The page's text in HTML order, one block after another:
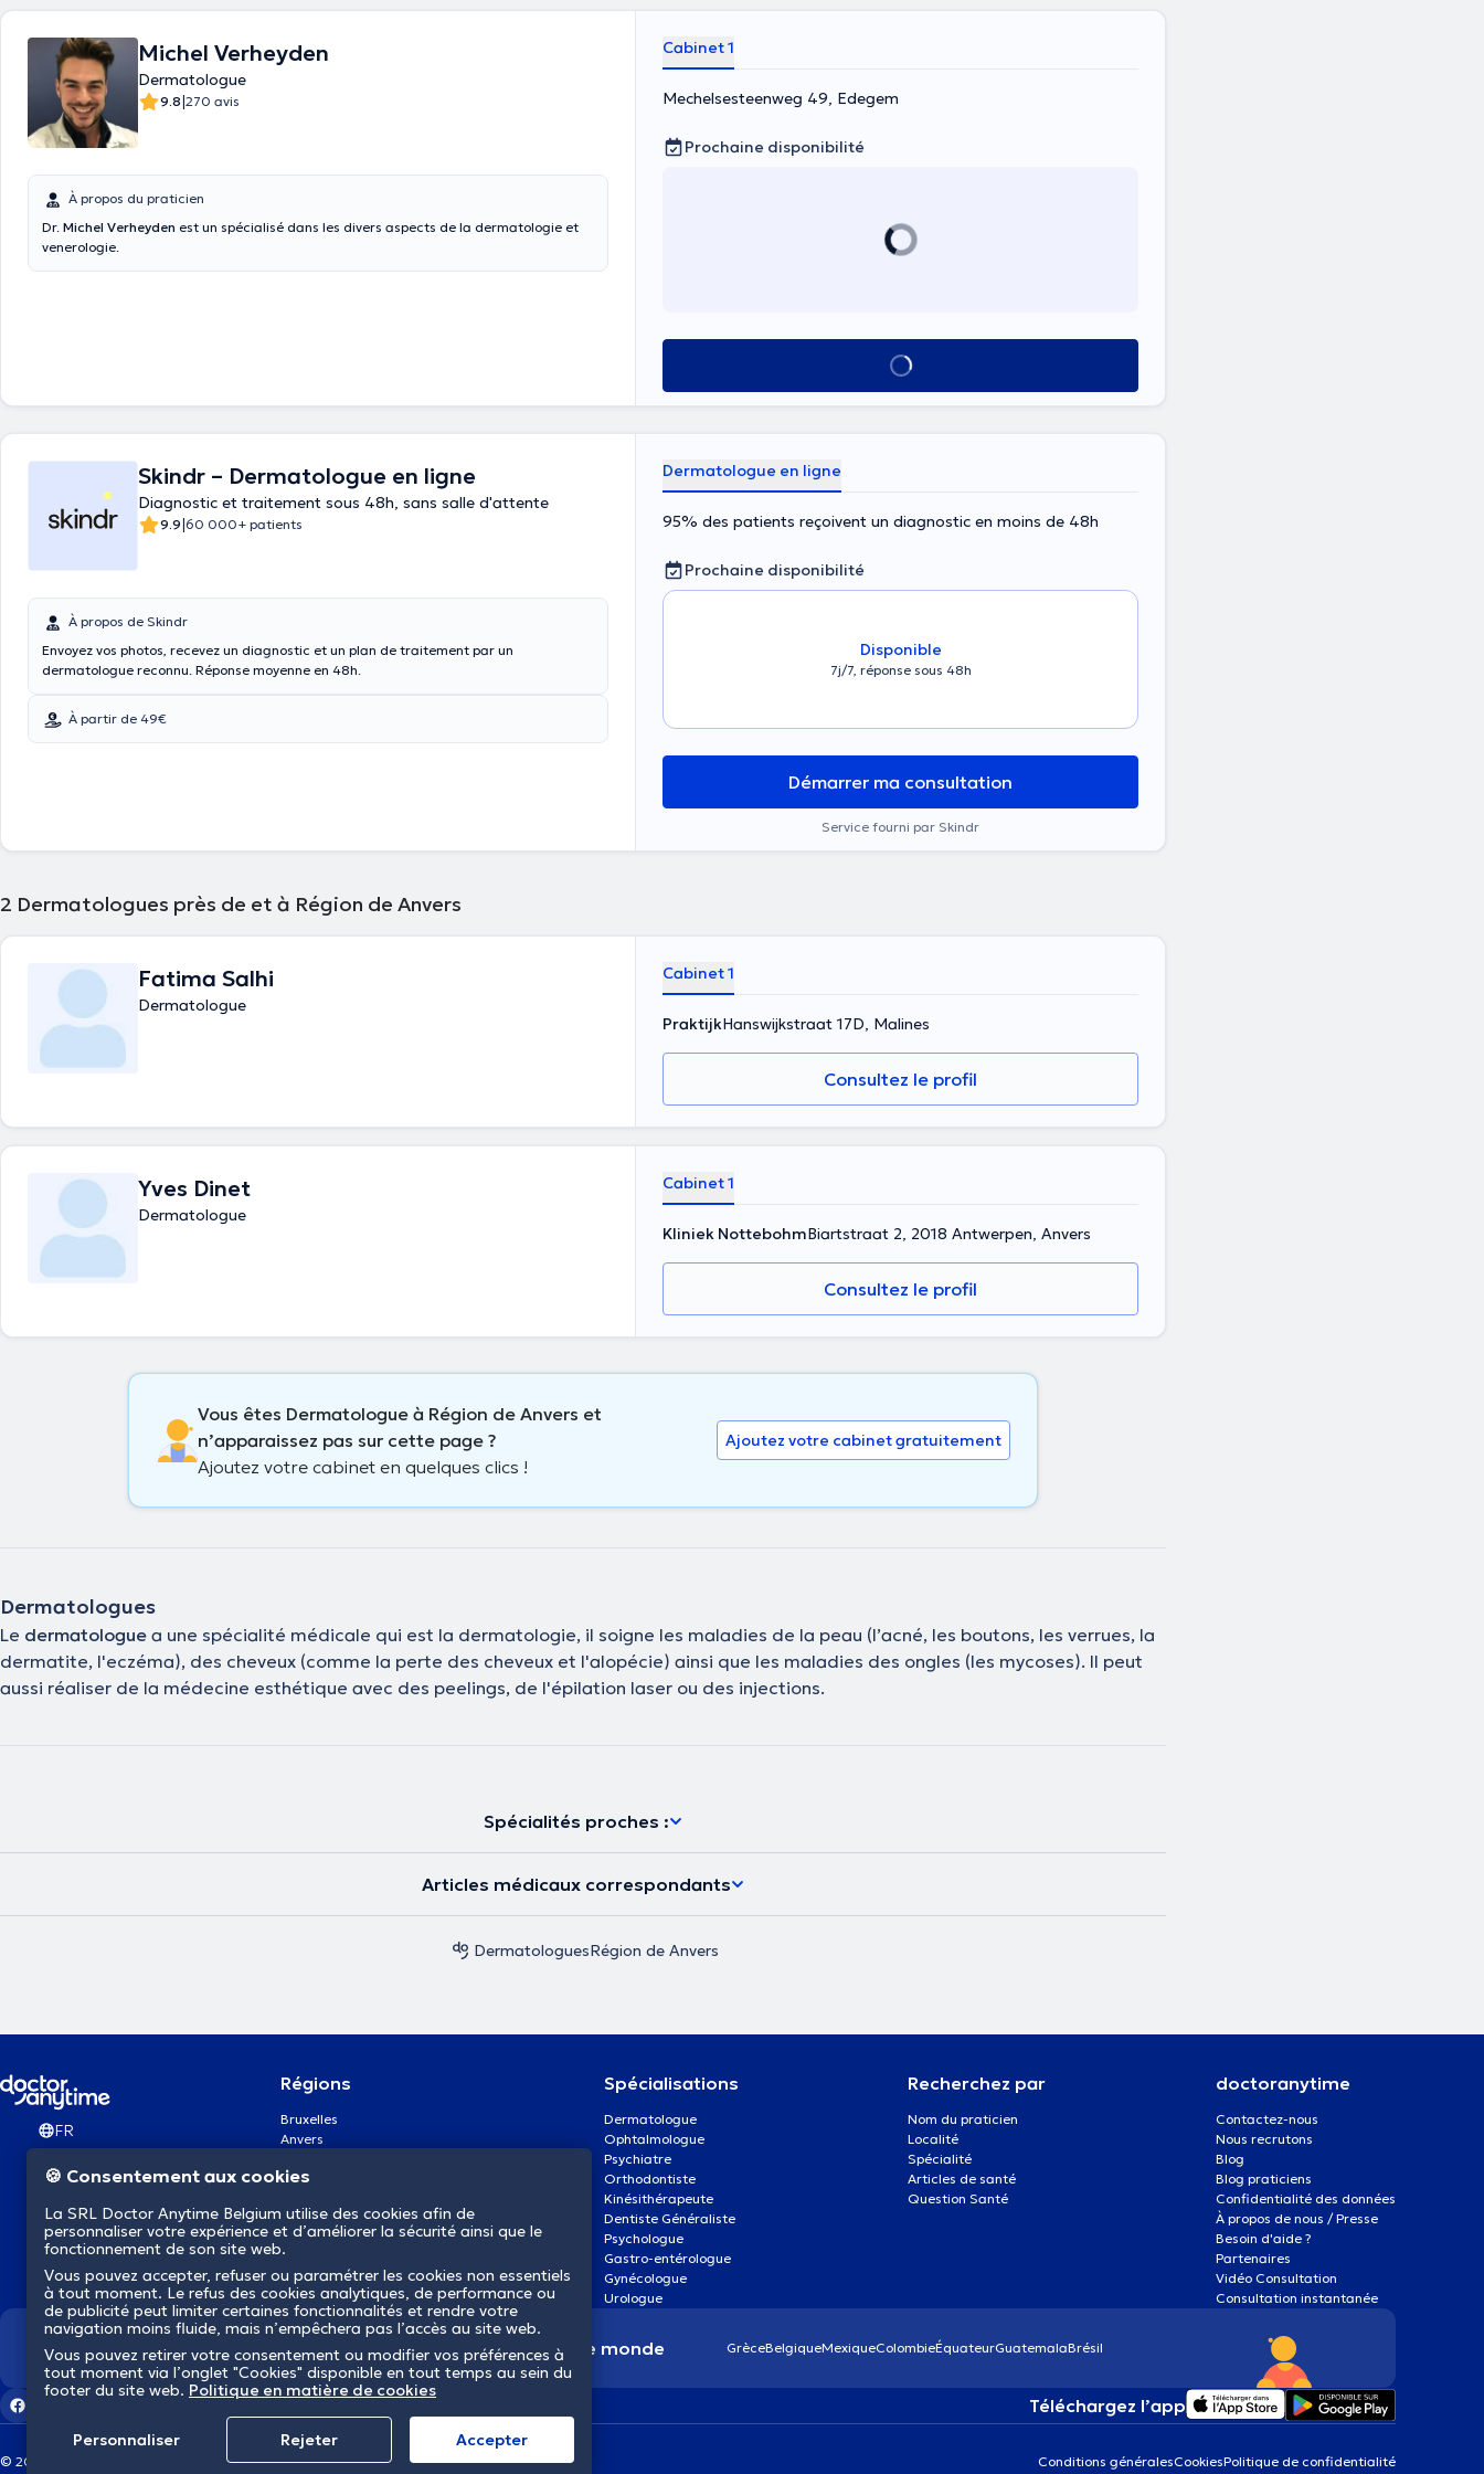
Michel Verheyden
Dermatologue
9.8|270 avis
À propos du praticien
Dr. Michel Verheyden est un spécialisé dans les divers aspects de la dermatologie et
venerologie.
Cabinet 1
Mechelsesteenweg 49, Edegem
Prochaine disponibilité
Voir tout
Skindr – Dermatologue en ligne
Diagnostic et traitement sous 48h, sans salle d'attente
9.9|60 000+ patients
À propos de Skindr
Envoyez vos photos, recevez un diagnostic et un plan de traitement par un
dermatologue reconnu. Réponse moyenne en 48h.
À partir de 49€
Dermatologue en ligne
95% des patients reçoivent un diagnostic en moins de 48h
Prochaine disponibilité
Disponible
7j/7, réponse sous 48h
Démarrer ma consultation
Service fourni par Skindr
2 Dermatologues près de et à Région de Anvers
Fatima Salhi
Dermatologue
Cabinet 1
PraktijkHanswijkstraat 17D, Malines
Consultez le profil
Yves Dinet
Dermatologue
Cabinet 1
Kliniek NottebohmBiartstraat 2, 2018 Antwerpen, Anvers
Consultez le profil
Vous êtes Dermatologue à Région de Anvers et
n’apparaissez pas sur cette page ?
Ajoutez votre cabinet en quelques clics !
Ajoutez votre cabinet gratuitement
Dermatologues
Le dermatologue a une spécialité médicale qui est la dermatologie, il soigne les maladies de la peau (l’acné, les boutons, les verrues, la
dermatite, l'eczéma), des cheveux (comme la perte des cheveux et l'alopécie) ainsi que les maladies des ongles (les mycoses). Il peut
aussi réaliser de la médecine esthétique avec des peelings, de l'épilation laser ou des injections.
Spécialités proches :
Articles médicaux correspondants
DermatologuesRégion de Anvers
FR
Régions
Bruxelles
Anvers
Charleroi
Bruges
Namur
Louvain
Mons
Aalst Flandre-Orientale
Spécialisations
Dermatologue
Ophtalmologue
Psychiatre
Orthodontiste
Kinésithérapeute
Dentiste Généraliste
Psychologue
Gastro-entérologue
Gynécologue
Urologue
Recherchez par
Nom du praticien
Localité
Spécialité
Articles de santé
Question Santé
doctoranytime
Contactez-nous
Nous recrutons
Blog
Blog praticiens
Confidentialité des données
À propos de nous / Presse
Besoin d'aide ?
Partenaires
Vidéo Consultation
Consultation instantanée
Nous révolutionnons la santé dans le monde GrèceBelgiqueMexiqueColombieÉquateurGuatemalaBrésil
Téléchargez l’app
Conditions généralesCookiesPolitique de confidentialité
© 2026 doctoranytime
🍪 Consentement aux cookies
La SRL Doctor Anytime Belgium utilise des cookies afin de
personnaliser votre expérience et d’améliorer la sécurité ainsi que le
fonctionnement de son site web.
Vous pouvez accepter, refuser ou paramétrer les cookies non essentiels
à tout moment. Le refus des cookies analytiques, de performance ou
de publicité peut limiter certaines fonctionnalités et rendre votre
navigation moins fluide, mais n’empêchera pas l’accès au site web.
Vous pouvez retirer votre consentement ou modifier vos préférences à
tout moment via l’onglet "Cookies" disponible en tout temps au sein du
footer du site web. Politique en matière de cookies
Personnaliser Rejeter Αccepter